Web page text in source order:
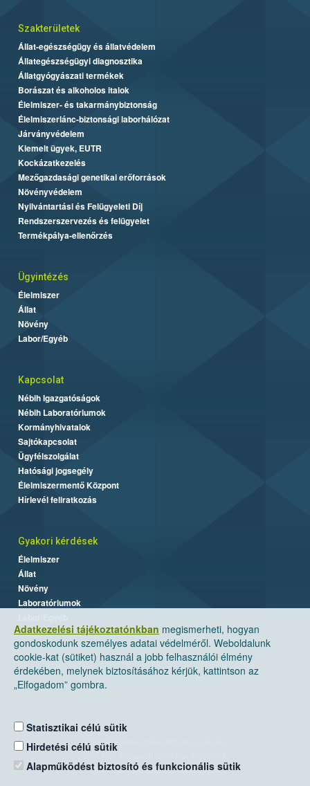
Adatkezelési tájékoztatónkban megismerheti, hogyan
gondoskodunk személyes adatai védelméről. Weboldalunk
cookie-kat (sütiket) használ a jobb felhasználói élmény
érdekében, melynek biztosításához kérjük, kattintson az
„Elfogadom” gombra.
Statisztikai célú sütik
Hirdetési célú sütik
Alapműködést biztosító és funkcionális sütik
Szakterületek
Állat-egészségügy és állatvédelem
Állategészségügyi diagnosztika
Állatgyógyászati termékek
Borászat és alkoholos italok
Élelmiszer- és takarmánybiztonság
Élelmiszerlánc-biztonsági laborhálózat
Járványvédelem
Kiemelt ügyek, EUTR
Kockázatkezelés
Mezőgazdasági genetikai erőforrások
Növényvédelem
Nyilvántartási és Felügyeleti Díj
Rendszerszervezés és felügyelet
Termékpálya-ellenőrzés
Ügyintézés
Élelmiszer
Állat
Növény
Labor/Egyéb
Kapcsolat
Nébih Igazgatóságok
Nébih Laboratóriumok
Kormányhivatalok
Sajtókapcsolat
Ügyfélszolgálat
Hatósági jogsegély
Élelmiszermentő Központ
Hírlevél feliratkozás
Gyakori kérdések
Élelmiszer
Állat
Növény
Laboratóriumok
Nemzeti Élelmiszerlánc-biztonsági Hivatal
Levelezési cím: 1525 Budapest. Pf. 30.